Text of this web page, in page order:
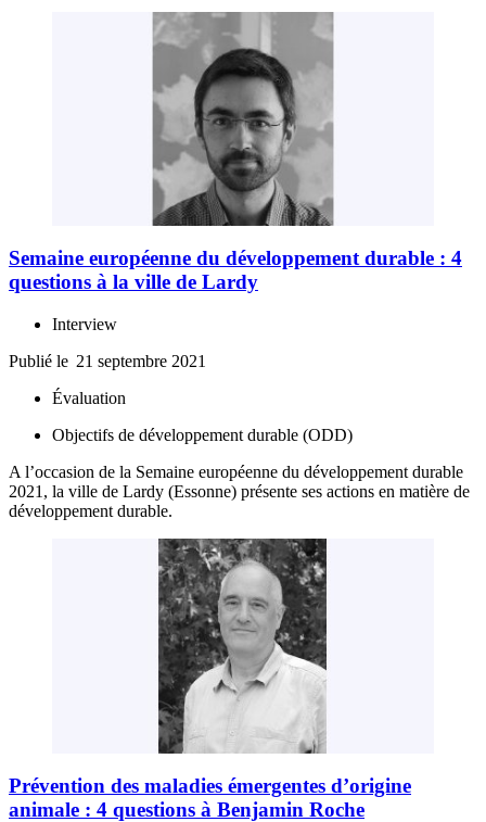
Semaine européenne du développement durable : 4
questions à la ville de Lardy
Interview
Publié le 21 septembre 2021
Évaluation
Objectifs de développement durable (ODD)
A l’occasion de la Semaine européenne du développement durable
2021, la ville de Lardy (Essonne) présente ses actions en matière de
développement durable.
Prévention des maladies émergentes d’origine
animale : 4 questions à Benjamin Roche